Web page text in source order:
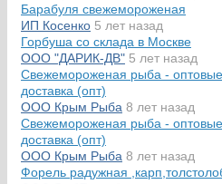
Барабуля свежемороженая
ИП Косенко 5 лет назад
Горбуша со склада в Москве
ООО "ДАРИК-ДВ" 5 лет назад
Свежемороженая рыба -
доставка (опт)
ООО Крым Рыба 8 лет назад
Свежемороженая рыба -
доставка (опт)
ООО Крым Рыба 8 лет назад
Форель радужная